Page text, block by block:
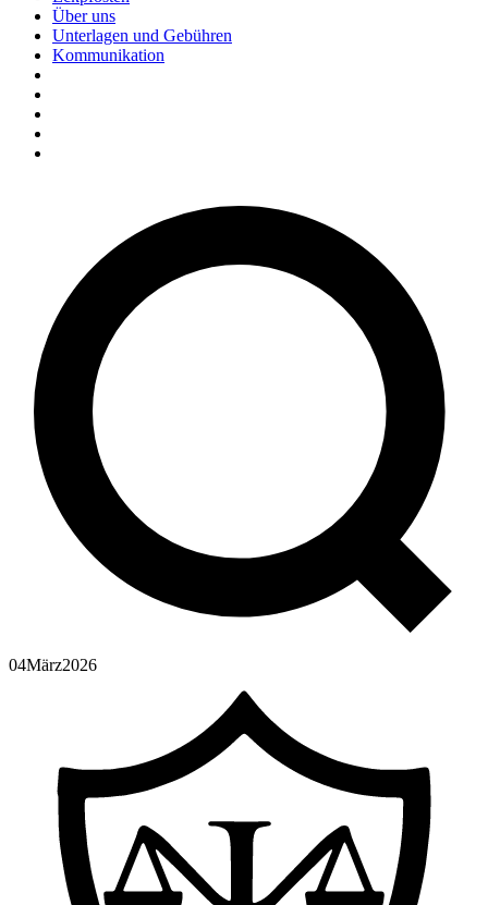
Über uns
Unterlagen und Gebühren
Kommunikation
04März2026